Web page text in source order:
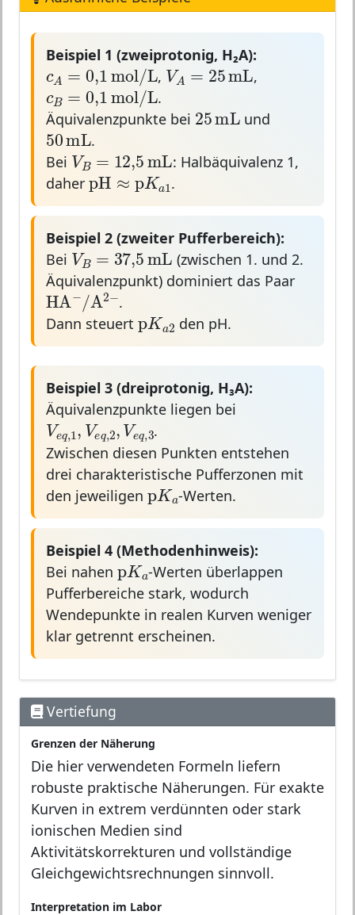
Beispiel 1 (zweiprotonig, H₂A):
cA = 0, 1 mol /L
cA=0,1mol/L
, VA = 25 mL
VA=25mL,
cB = 0, 1 mol
cB=0,1mol/L.
Äquivalenzpunkte bei 25 mL
25 mL und
50 mL
50mL
.
Bei VB = 12,5 mL
VB 12 ,5 mL : Halbäquivalenz 1,
daher pH ≈ pK a
pH≈pKa1
.
Beispiel 2 (zweiter Pufferbereich):
Bei VB = 37,5 mL
VB=37,5mL(zwischen 1. und 2.
Äquivalenzpunkt) dominiert das Paar
HA− /A
HA−/A2−
.
Dann steuert pKa 2
K 2
den pH.
Beispiel 3 (dreiprotonig, H₃A):
Äquivalenzpunkte liegen bei
Veq ,1 ,Veq, 2, Ve
Veq,1,Veq,2,Veq,3
.
Zwischen diesen Punkten entstehen
drei charakteristische Pufferzonen mit
den jeweiligen pKa
pKa-Werten.
Beispiel 4 (Methodenhinweis):
Bei nahen pKa
pKa-Werten überlappen
Pufferbereiche stark, wodurch
Wendepunkte in realen Kurven weniger
klar getrennt erscheinen.
Vertiefung
Grenzen der Näherung
Die hier verwendeten Formeln liefern
robuste praktische Näherungen. Für exakte
Kurven in extrem verdünnten oder stark
ionischen Medien sind
Aktivitätskorrekturen und vollständige
Gleichgewichtsrechnungen sinnvoll.
Interpretation im Labor